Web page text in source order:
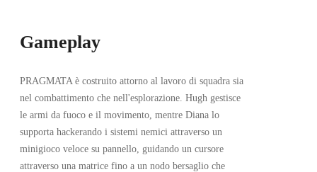
Gameplay
PRAGMATA è costruito attorno al lavoro di squadra sia
nel combattimento che nell'esplorazione. Hugh gestisce
le armi da fuoco e il movimento, mentre Diana lo
supporta hackerando i sistemi nemici attraverso un
minigioco veloce su pannello, guidando un cursore
attraverso una matrice fino a un nodo bersaglio che